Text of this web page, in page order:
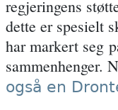
regjeringens
dette er spesielt
har markert seg
sammenhenger.
også en